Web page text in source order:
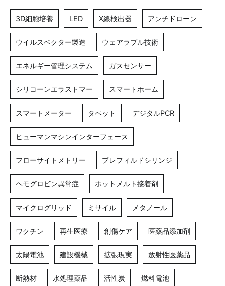
3D細胞培養 LED X線検出器 アンチドローン
ウイルスベクター製造 ウェアラブル技術
エネルギー管理システム ガスセンサー
シリコーンエラストマー スマートホーム
スマートメーター タペット デジタルPCR
ヒューマンマシンインターフェース
フローサイトメトリー プレフィルドシリンジ
ヘモグロビン異常症 ホットメルト接着剤
マイクログリッド ミサイル メタノール
ワクチン 再生医療 創傷ケア 医薬品添加剤
太陽電池 建設機械 拡張現実 放射性医薬品
断熱材 水処理薬品 活性炭 燃料電池